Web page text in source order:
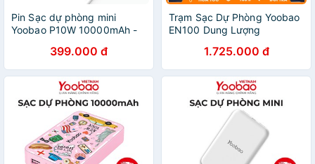
Pin Sạc dự phòng mini
Yoobao P10W 10000mAh -
iPad đầu Lightning Yoobao
C4 dài 1m, cao cấp
399.000 đ
Trạm Sạc Dự Phòng Yoobao
EN100 Dung Lượng
Pin Siêu Tiện Dụng Dùng
Cho Gia Đình/ Dã Ngoại
1.725.000 đ